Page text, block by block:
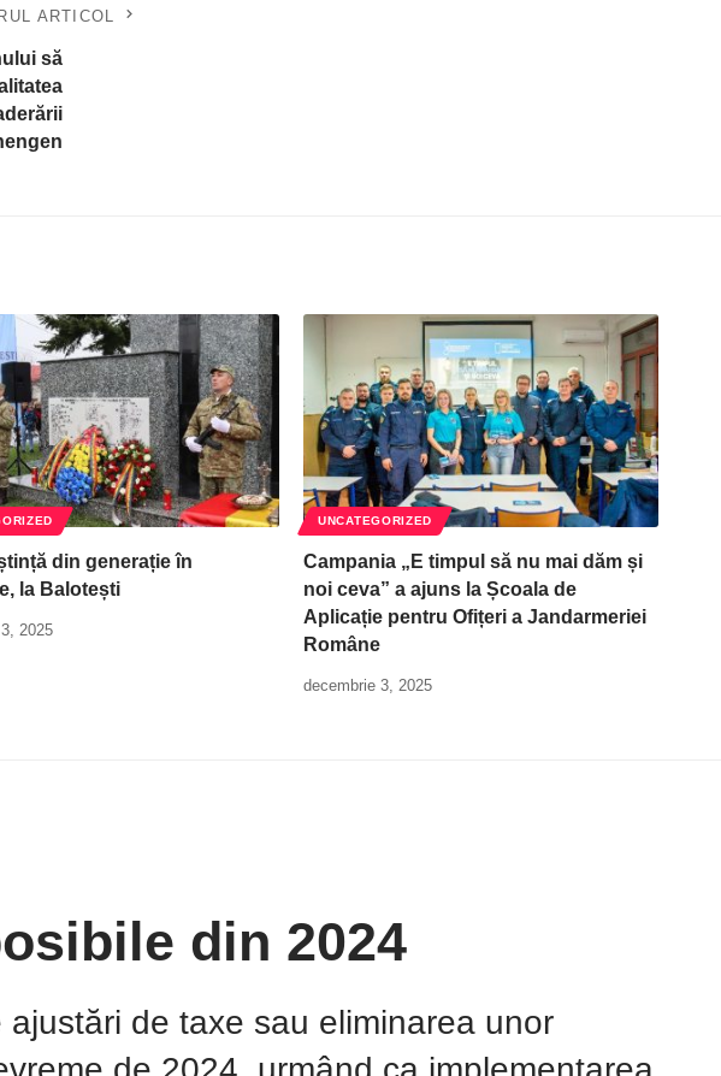
ARTICOL
să
din generație în
la Balotești
2025
UNCATEGORIZED
Campania „E timpul să nu mai dăm și
noi ceva” a ajuns la Școala de
Aplicație pentru Ofițeri a Jandarmeriei
Române
decembrie 3, 2025
din 2024
de taxe sau eliminarea unor